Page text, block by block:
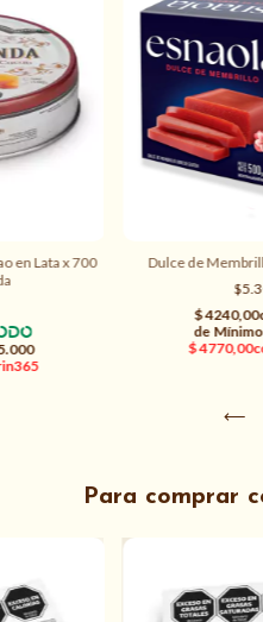
en Lata x 700
Dulce de
Para comprar